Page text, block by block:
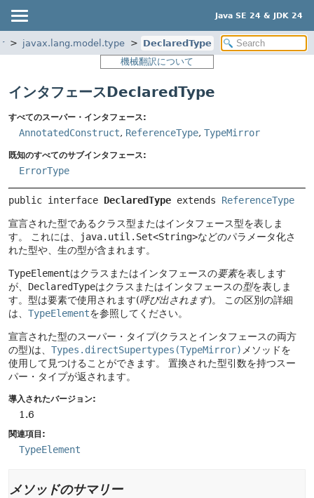
Java SE 24 & JDK 24
javax.lang.model.type
DeclaredType
機械翻訳について
インタフェースDeclaredType
すべてのスーパー・インタフェース:
AnnotatedConstruct, ReferenceType, TypeMirror
既知のすべてのサブインタフェース:
ErrorType
public interface DeclaredType extends ReferenceType
宣言された型であるクラス型またはインタフェース型を表しま
す。
これには、 java.util.Set<String>などのパラメータ化さ
れた型や、生の型が含まれます。
TypeElementはクラスまたはインタフェースの要素を表します
が、 DeclaredTypeはクラスまたはインタフェースの型を表しま
す。型は要素で使用されます(呼び出されます)。
この区別の詳細
は、 TypeElementを参照してください。
宣言された型のスーパー・タイプ(クラスとインタフェースの両方
の型)は、 Types.directSupertypes(TypeMirror) メソッドを
使用して見つけることができます。
置換された型引数を持つスー
パー・タイプが返されます。
導入されたバージョン:
1.6
関連項目:
TypeElement
メソッドのサマリー